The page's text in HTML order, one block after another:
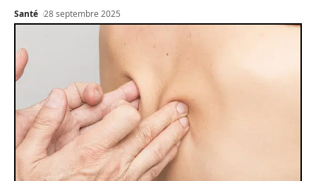
Santé 28 septembre 2025